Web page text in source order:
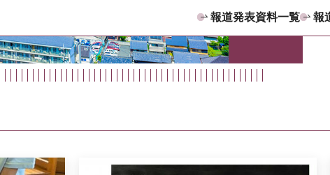
報道発表資料一覧 報